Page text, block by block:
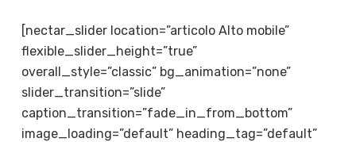
[nectar_slider location=”articolo Alto mobile”
flexible_slider_height=”true”
overall_style=”classic” bg_animation=”none”
slider_transition=”slide”
caption_transition=”fade_in_from_bottom”
image_loading=”default” heading_tag=”default”